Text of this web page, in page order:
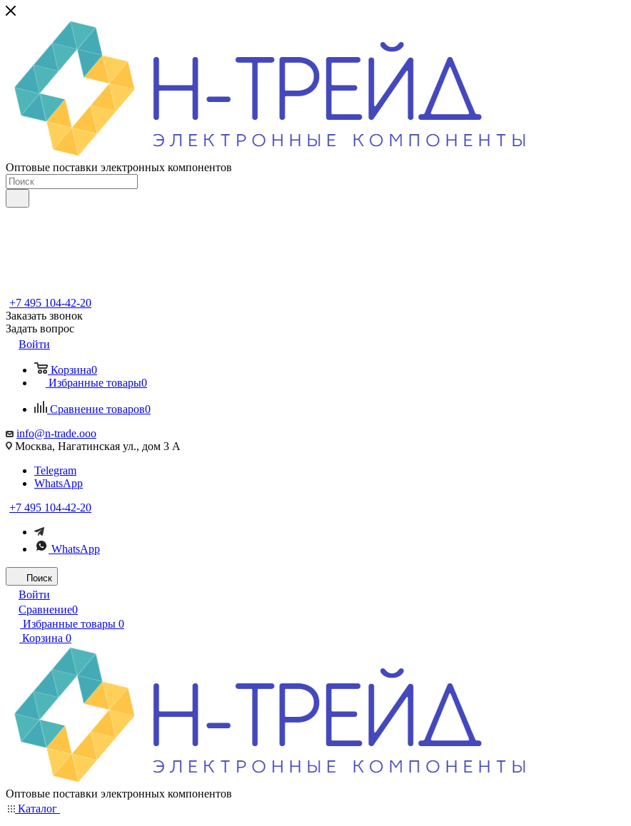
Оптовые поставки электронных компонентов
+7 495 104-42-20
Заказать звонок
Задать вопрос
Войти
Корзина0
Избранные товары0
Сравнение товаров0
info@n-trade.ooo
Москва, Нагатинская ул., дом 3 А
Telegram
WhatsApp
+7 495 104-42-20
WhatsApp
Поиск
Войти
Сравнение0
Избранные товары 0
Корзина 0
Оптовые поставки электронных компонентов
Каталог